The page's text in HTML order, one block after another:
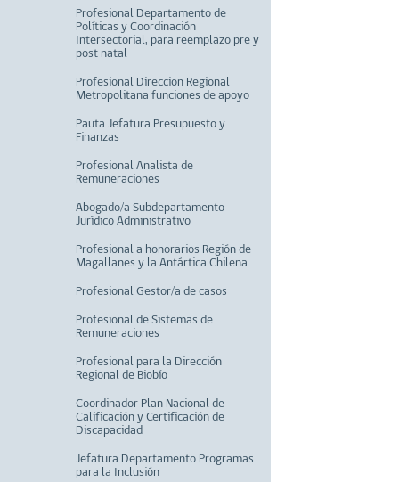
Profesional Departamento de
Políticas y Coordinación
Intersectorial, para reemplazo pre y
post natal
Profesional Direccion Regional
Metropolitana funciones de apoyo
Pauta Jefatura Presupuesto y
Finanzas
Profesional Analista de
Remuneraciones
Abogado/a Subdepartamento
Jurídico Administrativo
Profesional a honorarios Región de
Magallanes y la Antártica Chilena
Profesional Gestor/a de casos
Profesional de Sistemas de
Remuneraciones
Profesional para la Dirección
Regional de Biobío
Coordinador Plan Nacional de
Calificación y Certificación de
Discapacidad
Jefatura Departamento Programas
para la Inclusión